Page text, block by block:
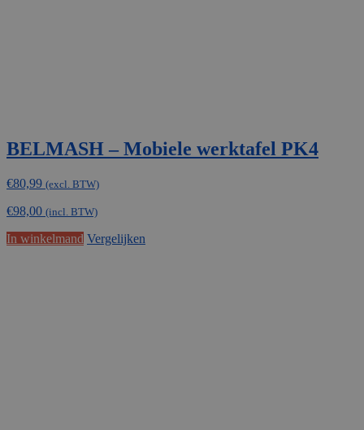
BELMASH – Mobiele werktafel PK4
€80,99 (excl. BTW)
€98,00 (incl. BTW)
In winkelmand Vergelijken